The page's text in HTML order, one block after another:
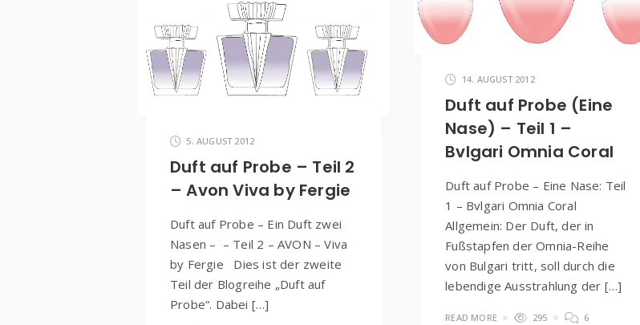
14. AUGUST 2012
Duft auf Probe (Eine
Nase) – Teil 1 –
Bvlgari Omnia Coral
Duft auf Probe – Eine Nase: Teil
1 – Bvlgari Omnia Coral
Allgemein: Der Duft, der in
Fußstapfen der Omnia-Reihe
von Bulgari tritt, soll durch die
lebendige Ausstrahlung der […]
READ MORE 295 6
5. AUGUST 2012
Duft auf Probe – Teil 2
– Avon Viva by Fergie
Duft auf Probe – Ein Duft zwei
Nasen – – Teil 2 – AVON – Viva
by Fergie Dies ist der zweite
Teil der Blogreihe „Duft auf
Probe“. Dabei […]